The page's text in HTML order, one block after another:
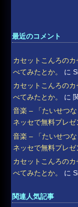
最近のコメント
カセットこんろの
べてみたとか。
に
カセットこんろの
べてみたとか。
に
音楽 – 「たいせつ
ネッセで無料プレゼ
音楽 – 「たいせつ
ネッセで無料プレゼ
カセットこんろの
べてみたとか。
に
関連人気記事